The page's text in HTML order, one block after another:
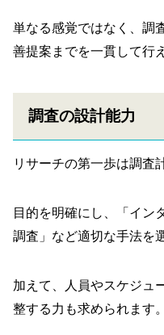
単なる感覚ではなく、調
善提案までを一貫して行
調査の設計能力
リサーチの第一歩は調査
目的を明確にし、「イン
調査」など適切な手法を
加えて、人員やスケジュ
整する力も求められます。